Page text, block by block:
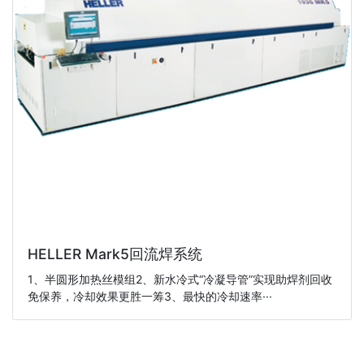
HELLER Mark5回流焊系统
1、半圆形加热丝模组2、新水冷式“冷凝导管”实现助焊剂回收
免保养，冷却效果更胜一筹3、最快的冷却速率···